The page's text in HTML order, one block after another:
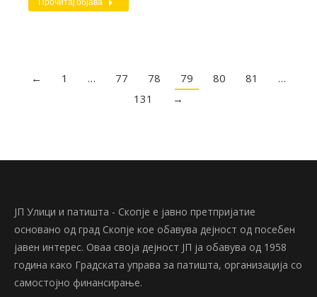
← 1 … 77 78 79 80 81
…
131
→
ЈП Улици и патишта - Скопје е јавно претпријатие
основано од град Скопје кое обавува дејност од посебен
јавен интерес. Оваа своја дејност ЈП ја обавува од 1958
година како Градската управа за патишта, организација со
самостојно финансирање.